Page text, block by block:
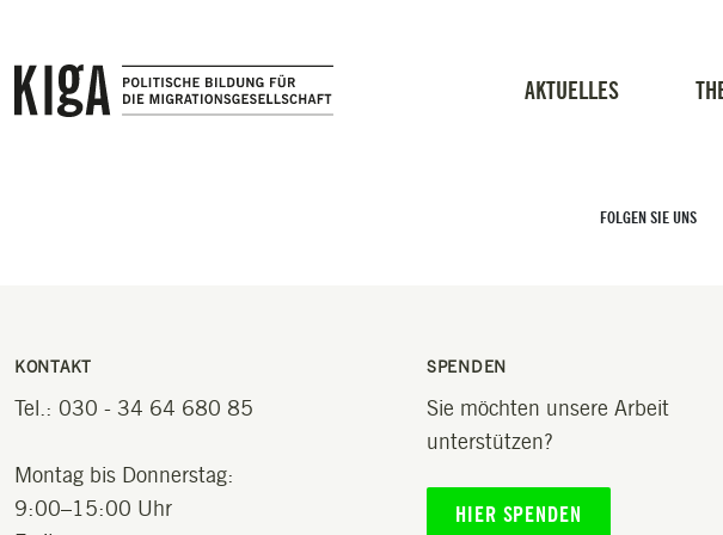
AKTUELLES
FOLGEN SIE UNS
KONTAKT
Tel.: 030 - 34 64 680 85
Montag bis Donnerstag:
9:00–15:00 Uhr
SPENDEN
Sie möchten unsere Arbeit
unterstützen?
HIER SPENDEN